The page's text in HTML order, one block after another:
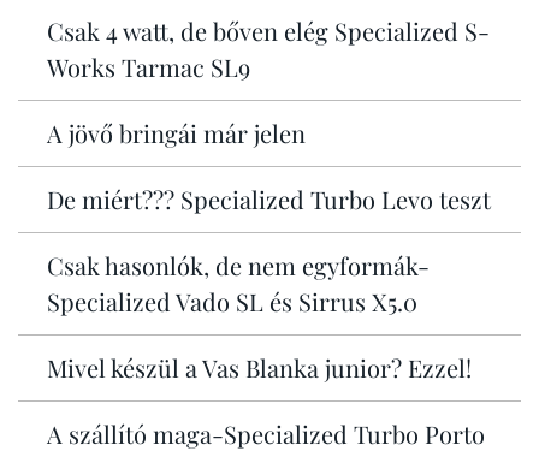
Csak 4 watt, de bőven elég Specialized S-
Works Tarmac SL9
A jövő bringái már jelen
De miért??? Specialized Turbo Levo teszt
Csak hasonlók, de nem egyformák-
Specialized Vado SL és Sirrus X5.0
Mivel készül a Vas Blanka junior? Ezzel!
A szállító maga-Specialized Turbo Porto